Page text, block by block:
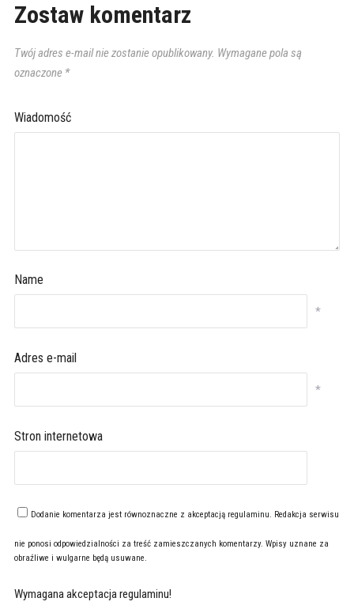
Zostaw komentarz
Twój adres e-mail nie zostanie opublikowany. Wymagane pola są
oznaczone *
Wiadomość
Name
*
Adres e-mail
*
Stron internetowa
Dodanie komentarza jest równoznaczne z akceptacją regulaminu. Redakcja serwisu
nie ponosi odpowiedzialności za treść zamieszczanych komentarzy. Wpisy uznane za
obraźliwe i wulgarne będą usuwane.
Wymagana akceptacja regulaminu!